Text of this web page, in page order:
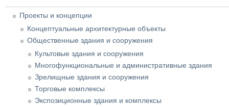
Проекты и концепции
Концептуальные архитектурные объекты
Общественные здания и сооружения
Культовые здания и сооружения
Многофункциональные и административные здания
Зрелищные здания и сооружения
Торговые комплексы
Экспозиционные здания и комплексы